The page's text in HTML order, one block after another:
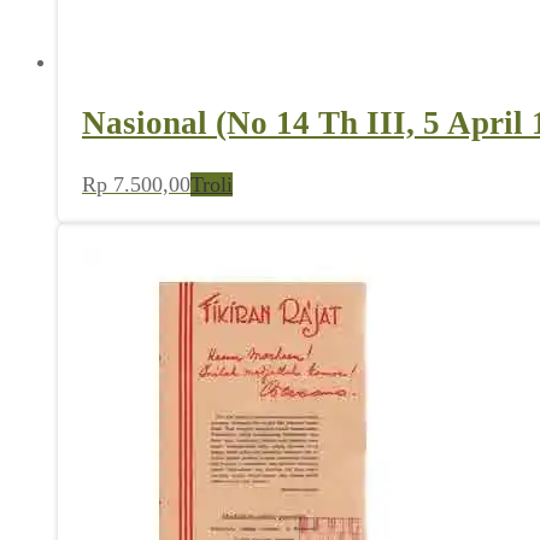
Nasional (No 14 Th III, 5 April
Rp 7.500,00Troli